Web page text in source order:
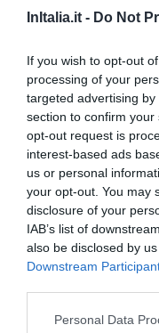
InItalia.it - Do Not
If you wish to opt-out
processing of your
targeted advertising
section to confirm
opt-out request is
interest-based ads
us or personal
your opt-out. You may
disclosure of your
IAB’s list of
also be disclosed by
Downstream
Personal Data
Trzyosobowy
wykorzystania
Ampie e moderne, le
connessione Wireless a
Dostępne pokoje:
Dwuosobowy do
Usługi
Akceptowane małe
Informacje Turystyczne
Restauracja i
qualsiasi momento della
Usługi płatne